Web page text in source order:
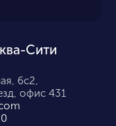
Сити
6с2,
офис 431